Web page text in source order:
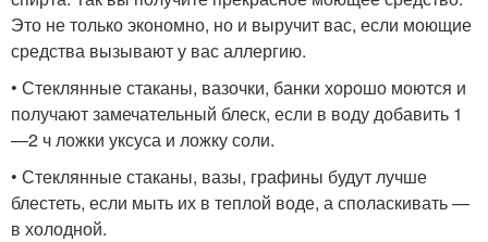
Это не только экономно, но и выручит вас, если моющие
средства вызывают у вас аллергию.
• Стеклянные стаканы, вазочки, банки хорошо моются и
получают замечательный блеск, если в воду добавить 1
—2 ч ложки уксуса и ложку соли.
• Стеклянные стаканы, вазы, графины будут лучше
блестеть, если мыть их в теплой воде, а споласкивать —
в холодной.